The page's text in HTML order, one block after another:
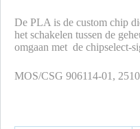
De PLA is de custom chip
het schakelen tussen de
omgaan met de chipselect-
MOS/CSG 906114-01,